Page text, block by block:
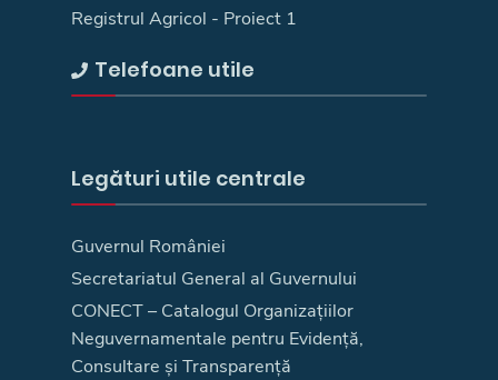
Registrul Agricol - Proiect 1
Telefoane utile
Legături utile centrale
Guvernul României
Secretariatul General al Guvernului
CONECT – Catalogul Organizațiilor
Neguvernamentale pentru Evidență,
Consultare și Transparență